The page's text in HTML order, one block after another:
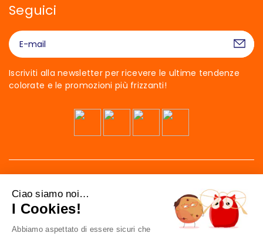
Seguici
Iscriviti alla newsletter per ricevere le ultime tendenze
colorate e le promozioni più frizzanti!
41 av. de l’agent Sarre
Ciao siamo noi…
I Cookies!
Abbiamo aspettato di essere sicuri che